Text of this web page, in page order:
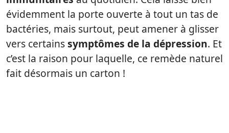
évidemment la porte ouverte à tout un tas de
bactéries, mais surtout, peut amener à glisser
vers certainssymptômes de la dépression. Et
c’est la raison pour laquelle, ce remède naturel
fait désormais un carton !